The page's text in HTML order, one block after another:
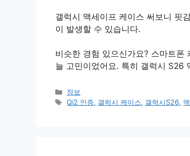
갤럭시 맥세이프 케이스 써보니 핏
이 발생할 수 있습니다.
비슷한 경험 있으신가요? 스마트
늘 고민이었어요. 특히 갤럭시 S26
카
테
정보
태
Qi2 인증, 갤럭시 케이스, 갤럭시S26,